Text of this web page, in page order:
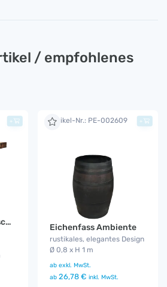
/ empfohlenes
Woodlounge Stehtisch Industrial
+ Artikel-Nr.: PE-002609
Eichenfass Ambiente
rustikales, elegantes Design
Ø 0,8 x H 1 m
ab exkl. MwSt.
ab 26,78 € inkl. MwSt.
+